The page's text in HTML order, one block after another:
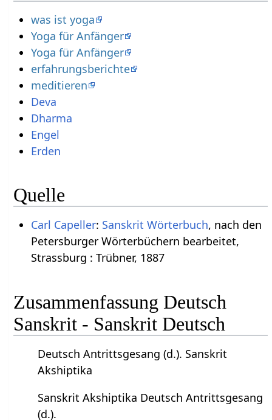
was ist yoga
Yoga für Anfänger
Yoga für Anfänger
erfahrungsberichte
meditieren
Deva
Dharma
Engel
Erden
Quelle
Carl Capeller: Sanskrit Wörterbuch, nach den
Petersburger Wörterbüchern bearbeitet,
Strassburg : Trübner, 1887
Zusammenfassung Deutsch
Sanskrit - Sanskrit Deutsch
Deutsch Antrittsgesang (d.). Sanskrit
Akshiptika
Sanskrit Akshiptika Deutsch Antrittsgesang
(d.).